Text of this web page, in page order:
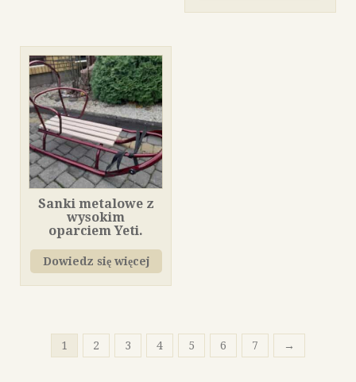
Sanki metalowe z
wysokim
oparciem Yeti.
Dowiedz się więcej
1 2 3 4 5 6 7 →